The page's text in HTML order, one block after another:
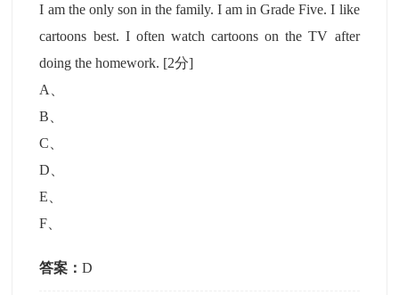
I am the only son in the family. I am in Grade Five. I like
cartoons best. I often watch cartoons on the TV after
doing the homework. [2分]
A
B
C
D
E
F
答案：D